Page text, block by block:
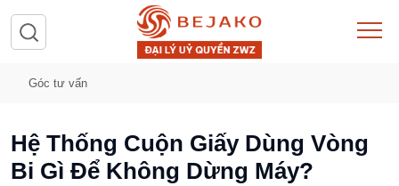
Góc tư vấn
Hệ Thống Cuộn Giấy Dùng Vòng
Bi Gì Để Không Dừng Máy?